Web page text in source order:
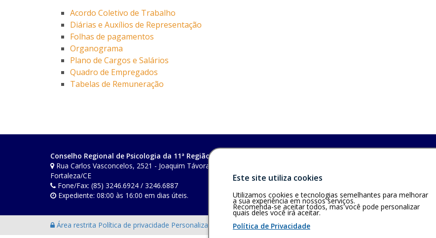
Acordo Coletivo de Trabalho
Diárias e Auxílios de Representação
Folhas de pagamentos
Organograma
Plano de Cargos e Salários
Quadro de Empregados
Tabelas de Remuneração
Conselho Regional de Psicologia da 11ª Região (CE)
Rua Carlos Vasconcelos, 2521 - Joaquim Távora - CEP 60.115-171.
Fortaleza/CE
Fone/Fax: (85) 3246.6924 / 3246.6887
Expediente: 08:00 às 16:00 em dias úteis.
Área restrita Política de privacidade Personalização de cookies
Este site utiliza cookies
Utilizamos cookies e tecnologias semelhantes para melhorar
a sua experiência em nossos serviços.
Recomenda-se aceitar todos, mas você pode personalizar
quais deles você irá aceitar.
Política de Privacidade